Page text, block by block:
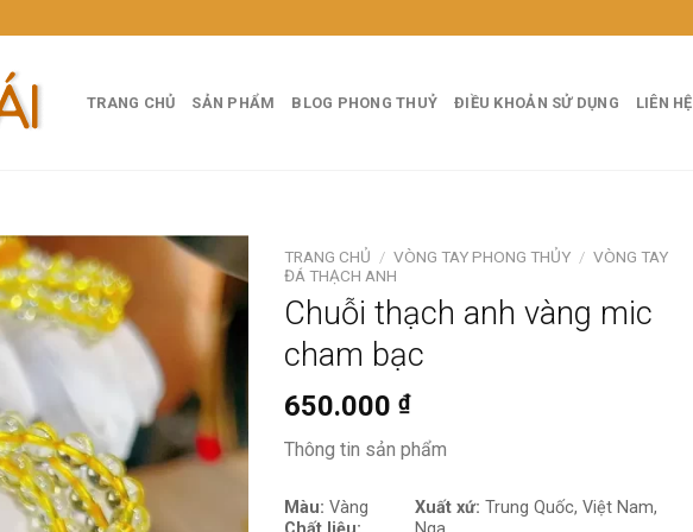
TRANG CHỦ SẢN PHẨM BLOG PHONG THUỶ ĐIỀU KHOẢN SỬ DỤNG LIÊN HỆ
TRANG CHỦ / VÒNG TAY PHONG THỦY / VÒNG TAY
ĐÁ THẠCH ANH
Chuỗi thạch anh vàng mic
cham bạc
650.000 ₫
Thông tin sản phẩm
Màu: Vàng
Xuất xứ: Trung Quốc, Việt Nam,